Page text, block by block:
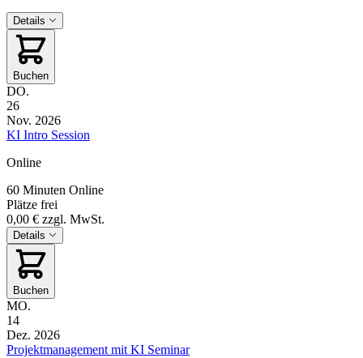
Details
Buchen
DO.
26
Nov. 2026
KI Intro Session
Online
60 Minuten Online
Plätze frei
0,00 € zzgl. MwSt.
Details
Buchen
MO.
14
Dez. 2026
Projektmanagement mit KI Seminar